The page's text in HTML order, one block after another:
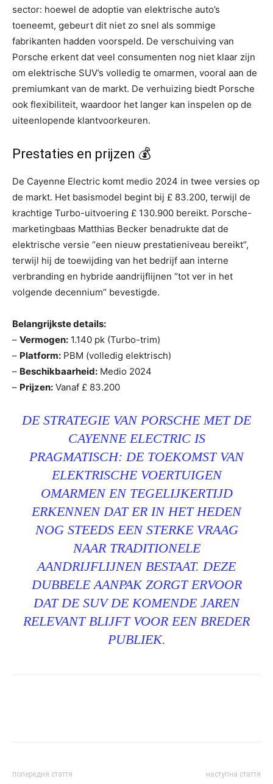
sector: hoewel de adoptie van elektrische auto’s
toeneemt, gebeurt dit niet zo snel als sommige
fabrikanten hadden voorspeld. De verschuiving van
Porsche erkent dat veel consumenten nog niet klaar zijn
om elektrische SUV’s volledig te omarmen, vooral aan de
premiumkant van de markt. De verhuizing biedt Porsche
ook flexibiliteit, waardoor het langer kan inspelen op de
uiteenlopende klantvoorkeuren.
Prestaties en prijzen 💰
De Cayenne Electric komt medio 2024 in twee versies op
de markt. Het basismodel begint bij £ 83.200, terwijl de
krachtige Turbo-uitvoering £ 130.900 bereikt. Porsche-
marketingbaas Matthias Becker benadrukte dat de
elektrische versie “een nieuw prestatieniveau bereikt”,
terwijl hij de toewijding van het bedrijf aan interne
verbranding en hybride aandrijflijnen “tot ver in het
volgende decennium” bevestigde.
Belangrijkste details:
– Vermogen: 1.140 pk (Turbo-trim)
– Platform: PBM (volledig elektrisch)
– Beschikbaarheid: Medio 2024
– Prijzen: Vanaf £ 83.200
DE STRATEGIE VAN PORSCHE MET DE
CAYENNE ELECTRIC IS
PRAGMATISCH: DE TOEKOMST VAN
ELEKTRISCHE VOERTUIGEN
OMARMEN EN TEGELIJKERTIJD
ERKENNEN DAT ER IN HET HEDEN
NOG STEEDS EEN STERKE VRAAG
NAAR TRADITIONELE
AANDRIJFLIJNEN BESTAAT. DEZE
DUBBELE AANPAK ZORGT ERVOOR
DAT DE SUV DE KOMENDE JAREN
RELEVANT BLIJFT VOOR EEN BREDER
PUBLIEK.
попередня стаття наступна стаття